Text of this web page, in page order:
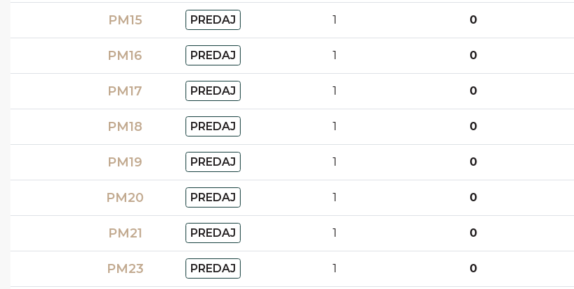
PM15 PREDAJ 1 0
PM16 PREDAJ 1 0
PM17 PREDAJ 1 0
PM18 PREDAJ 1 0
PM19 PREDAJ 1 0
PM20 PREDAJ 1 0
PM21 PREDAJ 1 0
PM23 PREDAJ 1 0